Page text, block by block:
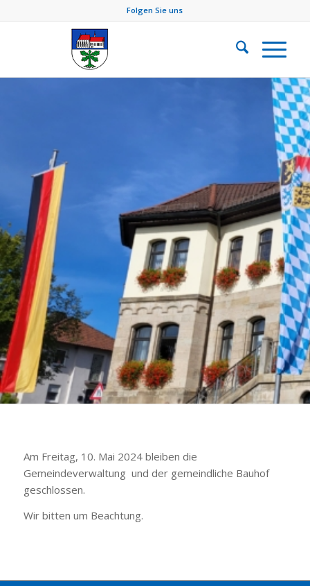
Folgen Sie uns
Am Freitag, 10. Mai 2024 bleiben die
Gemeindeverwaltung und der gemeindliche Bauhof
geschlossen.
Wir bitten um Beachtung.